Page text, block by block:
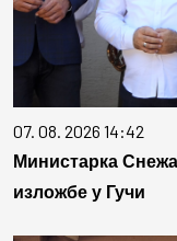
07. 08. 2026 14:42
Министарка
изложбе у Гучи